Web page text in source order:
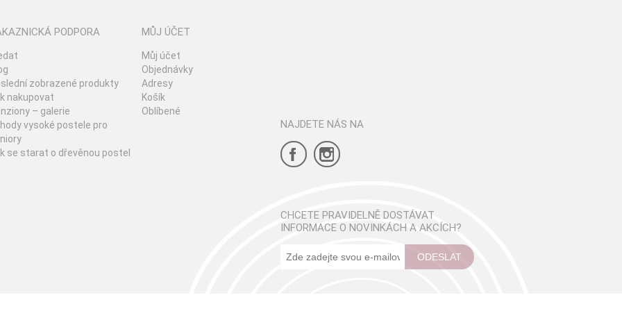
PODPORA
zobrazené produkty
nakupovat
– galerie
vysoké postele pro
se starat o dřevěnou postel
MŮJ ÚČET
Můj účet
Objednávky
Adresy
Košík
Oblíbené
NAJDETE NÁS NA
CHCETE PRAVIDELNĚ DOSTÁVAT
INFORMACE O NOVINKÁCH A AKCÍCH?
ODESLAT